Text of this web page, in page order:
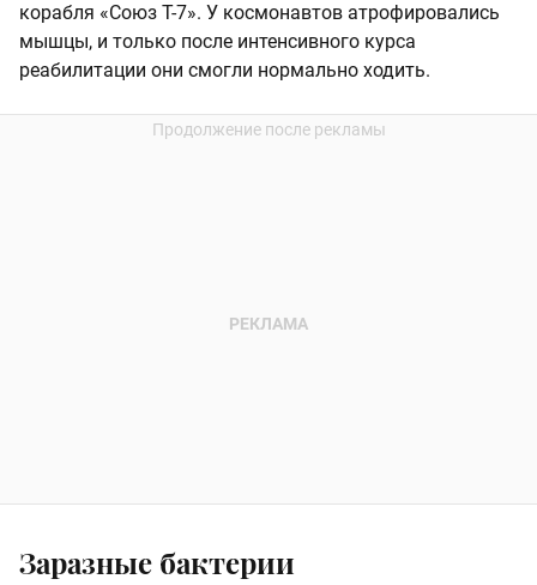
корабля «Союз Т-7». У космонавтов атрофировались
мышцы, и только после интенсивного курса
реабилитации они смогли нормально ходить.
Заразные бактерии